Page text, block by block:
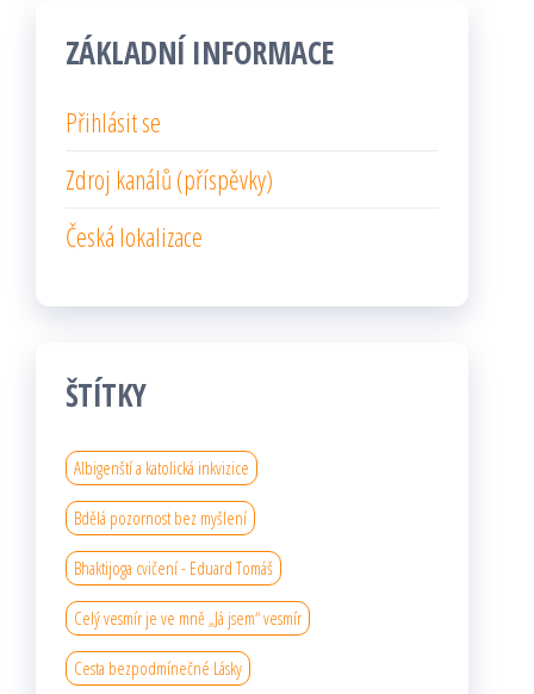
ZÁKLADNÍ INFORMACE
Přihlásit se
Zdroj kanálů (příspěvky)
Česká lokalizace
ŠTÍTKY
Albigenští a katolická inkvizice
Bdělá pozornost bez myšlení
Bhaktijoga cvičení - Eduard Tomáš
Celý vesmír je ve mně „Já jsem“ vesmír
Cesta bezpodmínečné Lásky